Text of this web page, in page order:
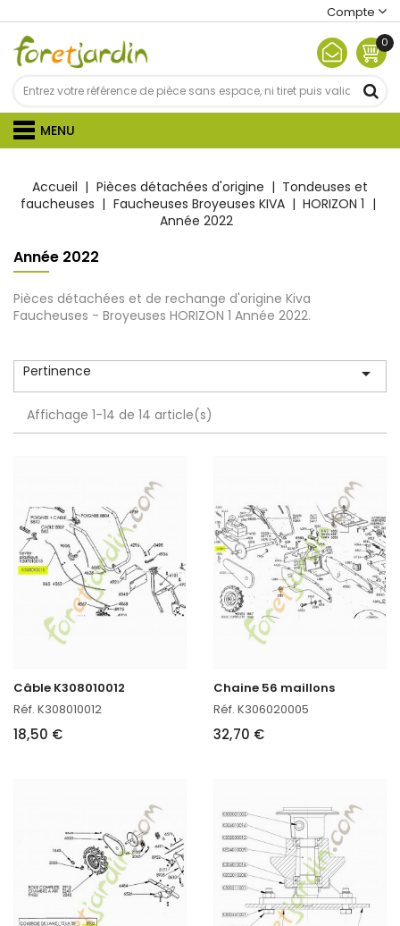
Compte
0
MENU
Accueil Pièces détachées d'origine
Tondeuses et
faucheuses
Faucheuses Broyeuses KIVA
HORIZON 1
Année 2022
Année 2022
Pièces détachées et de rechange d'origine Kiva
Faucheuses - Broyeuses HORIZON 1 Année 2022.
Pertinence 
Affichage 1-14 de 14 article(s)
Câble K308010012
Réf. K308010012
18,50 €
Chaine 56 maillons
Réf. K306020005
32,70 €